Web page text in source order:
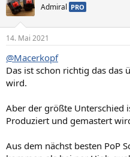
Admiral PRO
14. Mai 2021
@Macerkopf
Das ist schon richtig das das
wird.
Aber der größte Unterschied
Produziert und gemastert
Aus dem nächst besten PoP